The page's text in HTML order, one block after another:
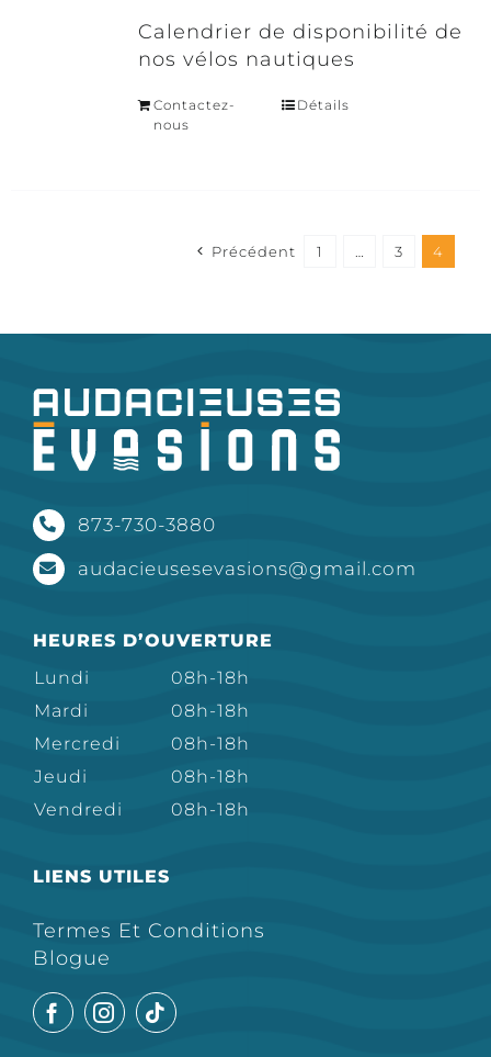
Calendrier de disponibilité de
nos vélos nautiques
Contactez-
nous
Détails
Précédent 1 3 4
873-730-3880
audacieusesevasions@gmail.com
HEURES D’OUVERTURE
Lundi
08h-18h
Mardi
08h-18h
Mercredi
08h-18h
Jeudi
08h-18h
Vendredi
08h-18h
LIENS UTILES
Termes Et Conditions
Blogue